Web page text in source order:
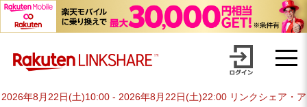
【1円からお支払い可能】アフィリエイトならリンクシェア・ジャパ
2026年8月22日(土)10:00 - 2026年8月22日(土)22:00 リンクシェア・ア